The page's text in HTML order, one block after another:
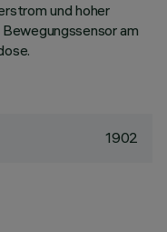
und hoher
am
1902